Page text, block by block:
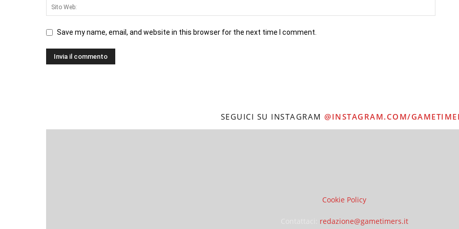
Save my name, email, and website in this browser for the next time I comment.
SEGUICI SU INSTAGRAM @INSTAGRAM.COM/
Cookie Policy
redazione@gametimers.it